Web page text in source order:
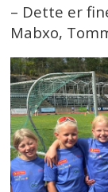
– Dette er
Mabxo,